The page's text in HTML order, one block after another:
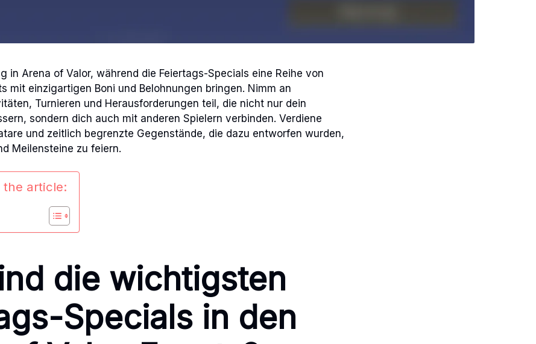
in Arena of Valor, während die Feiertags-Specials eine Reihe von
mit einzigartigen Boni und Belohnungen bringen. Nimm an
Turnieren und Herausforderungen teil, die nicht nur dein
sondern dich auch mit anderen Spielern verbinden. Verdiene
und zeitlich begrenzte Gegenstände, die dazu entworfen wurden,
Meilensteine zu feiern.
the article:
die wichtigsten
Specials in den